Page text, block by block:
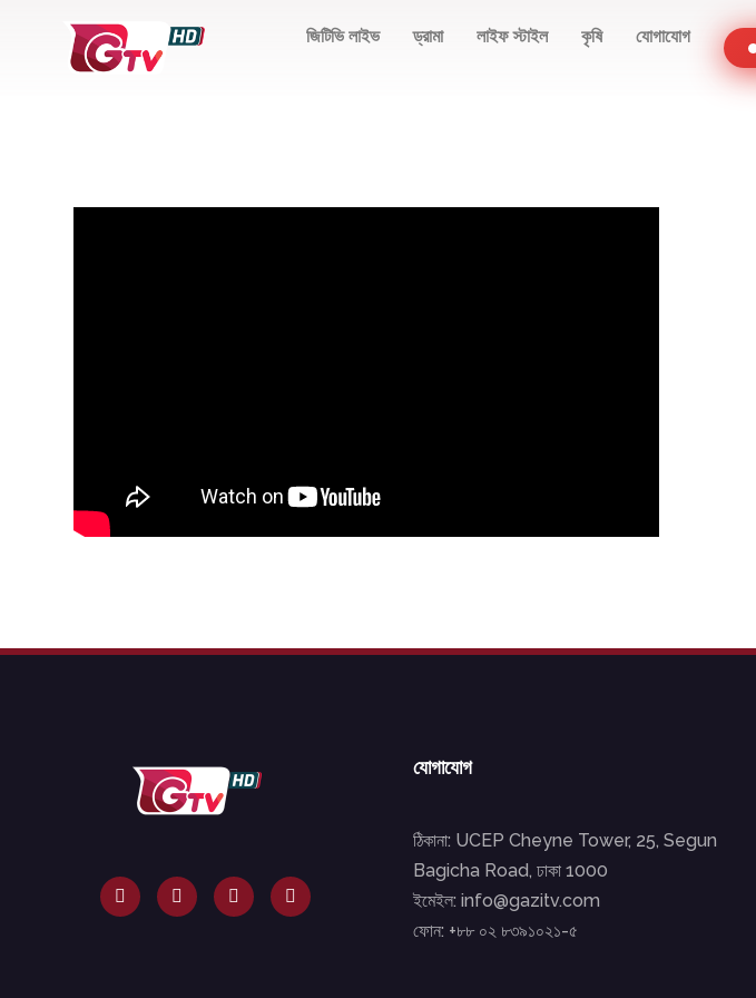
জিটিভি লাইভ ড্রামা লাইফ স্টাইল কৃষি যোগাযোগ
যোগাযোগ
ঠিকানা: UCEP Cheyne Tower, 25, Segun
Bagicha Road, ঢাকা 1000
ইমেইল: info@gazitv.com
ফোন: +৮৮ ০২ ৮৩৯১০২১-৫